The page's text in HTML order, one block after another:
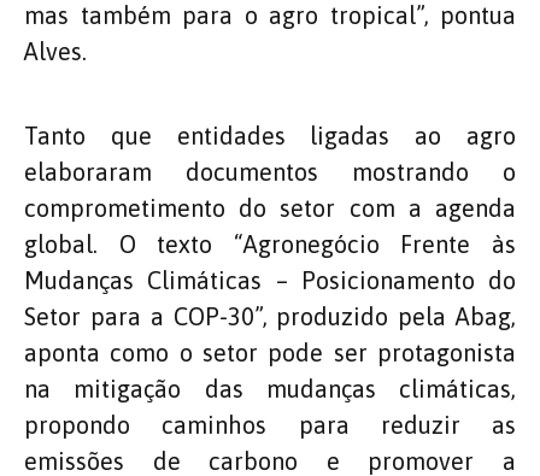
mas também para o agro tropical”, pontua
Alves.
Tanto que entidades ligadas ao agro
elaboraram documentos mostrando o
comprometimento do setor com a agenda
global. O texto “Agronegócio Frente às
Mudanças Climáticas – Posicionamento do
Setor para a COP-30”, produzido pela Abag,
aponta como o setor pode ser protagonista
na mitigação das mudanças climáticas,
propondo caminhos para reduzir as
emissões de carbono e promover a